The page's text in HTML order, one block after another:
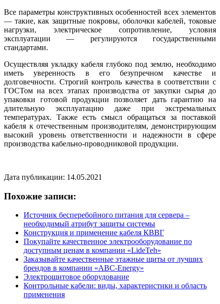
Все параметры конструктивных особенностей всех элементов
— такие, как защитные покровы, оболочки кабелей, токовые
нагрузки, электрическое сопротивление, условия
эксплуатации — регулируются государственными
стандартами.
Осуществляя укладку кабеля глубоко под землю, необходимо
иметь уверенность в его безупречном качестве и
долговечности. Строгий контроль качества в соответствии с
ГОСТом на всех этапах производства от закупки сырья до
упаковки готовой продукции позволяет дать гарантию на
длительную эксплуатацию даже при экстремальных
температурах. Также есть смысл обращаться за поставкой
кабеля к отечественным производителям, демонстрирующим
высокий уровень ответственности и надежности в сфере
производства кабельно-проводниковой продукции.
Дата публикации: 14.05.2021
Похожие записи:
Источник бесперебойного питания для сервера –
необходимый атрибут защиты системы
Конструкция и применение кабеля КВВГ
Покупайте качественное электрооборудование по
доступным ценам в компании «LideTeh»
Заказывайте качественные этажные щиты от лучших
брендов в компании «ABC-Energy»
Электрощитовое оборудование
Контрольные кабели: виды, характеристики и область
применения